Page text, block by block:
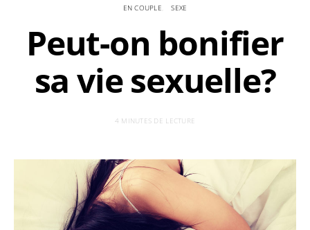
EN COUPLE SEXE
Peut-on bonifier
sa vie sexuelle?
4 MINUTES DE LECTURE